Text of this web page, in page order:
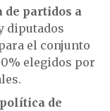
de partidos a
diputados
el conjunto
elegidos por
de